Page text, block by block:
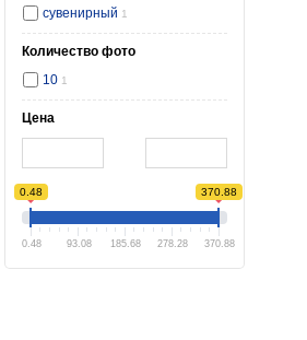
сувенирный 1
Количество фото
10 1
Цена
0.48 370.88
0.48 93.08 185.68 278.28 370.88